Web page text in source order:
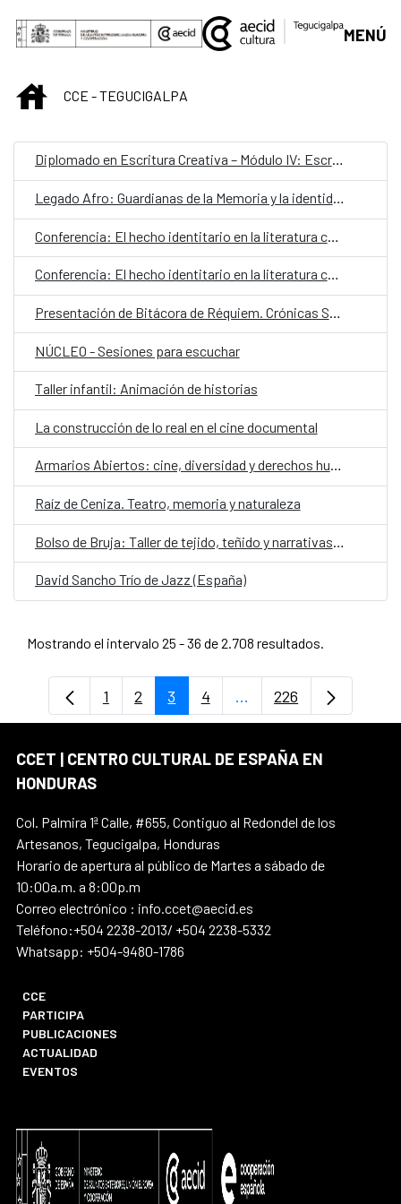
Saltar al contenido principal
MENÚ
INICIOCCE - TEGUCIGALPA
Diplomado en Escritura Creativa – Módulo IV: Escrituras híbridas
Legado Afro: Guardianas de la Memoria y la identidad cultural
Conferencia: El hecho identitario en la literatura contemporánea
Conferencia: El hecho identitario en la literatura contemporánea
Presentación de Bitácora de Réquiem. Crónicas Saturnales
NÚCLEO - Sesiones para escuchar
Taller infantil: Animación de historias
La construcción de lo real en el cine documental
Armarios Abiertos: cine, diversidad y derechos humanos
Raíz de Ceniza. Teatro, memoria y naturaleza
David Sancho Trío de Jazz (España)
Mostrando el intervalo 25 - 36 de 2.708 resultados.
Página
1 Página
2 Página
3 Página
4 ...Páginas intermedias
Página
226
CCET | CENTRO CULTURAL DE ESPAÑA EN
HONDURAS
Col. Palmira 1ª Calle, #655, Contiguo al Redondel de los
Artesanos, Tegucigalpa, Honduras
Horario de apertura al público de Martes a sábado de
10:00a.m. a 8:00p.m
Correo electrónico : info.ccet@aecid.es
Teléfono:+504 2238-2013/ +504 2238-5332
Whatsapp: +504-9480-1786
CCE
PARTICIPA
PUBLICACIONES
ACTUALIDAD
EVENTOS